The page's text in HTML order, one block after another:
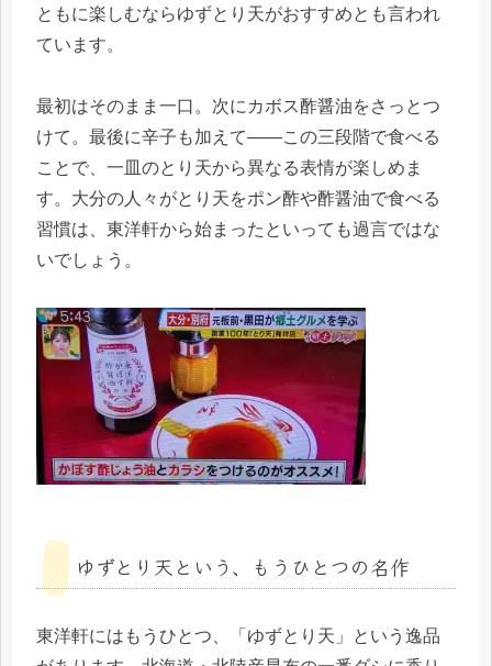
ともに楽しむならゆずとり天がおすすめとも言われ
ています。
最初はそのまま一口。次にカボス酢醤油をさっとつ
けて。最後に辛子も加えて——この三段階で食べる
ことで、一皿のとり天から異なる表情が楽しめま
す。大分の人々がとり天をポン酢や酢醤油で食べる
習慣は、東洋軒から始まったといっても過言ではな
いでしょう。
ゆずとり天という、もうひとつの名作
東洋軒にはもうひとつ、「ゆずとり天」という逸品